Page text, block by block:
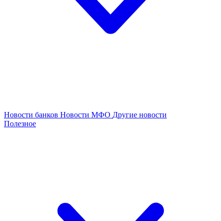
Новости банков Новости МФО Другие новости
Полезное